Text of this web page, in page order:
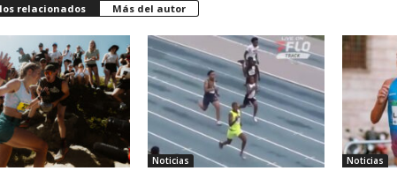
relacionados Más del autor
Noticias Noticias